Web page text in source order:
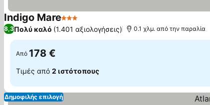
Indigo Mare3 ΑστέριαΕμφάνιση τιμών
8,3Πολύ καλό (1.401 αξιολογήσεις) 0.1 χλμ. από την παραλία
Από 178 €
Τιμές από 2 ιστότοπους
Δημοφιλής επιλογή